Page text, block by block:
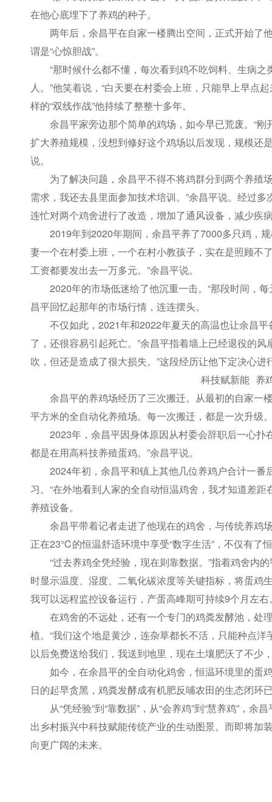
在他心底埋下了养鸡的种子。
两年后，余昌平在自家一楼腾出空间，正式开始了
谓是“心惊胆战”。
“那时候什么都不懂，每次看到鸡不吃饲料、生病
人。”他笑着说，“白天要在村委会上班，只能早上早点
样的“双线作战”他持续了整整十多年。
余昌平家旁边那个简单的鸡场，如今早已荒废。“
扩大养殖规模，没想到修好这个鸡场以后发现，规模还
说。
为了解决问题，余昌平不得不将鸡群分到两个养殖
需求，我还去县里面参加技术培训。”余昌平说。经过
连忙对两个鸡舍进行了改造，增加了通风设备，减少疾
2019年到2020年期间，余昌平养了7000多只鸡，
妻一个在村委上班，一个在村小教孩子，实在是照顾不
工资都要发出去一万多元。”余昌平说。
2020年的市场低迷给了他沉重一击。“那段时间，
昌平回忆起那年的市场行情，连连摆头。
不仅如此，2021年和2022年夏天的高温也让余昌
了，还很容易引起死亡。”余昌平指着墙上已经退役的
吹，但还是造成了很大损失。”这段经历让他下定决心进
科技赋新能 养
余昌平的养鸡场经历了三次搬迁。从最初的自家一
平方米的全自动化养殖场。每一次搬迁，都是一次升级
2023年，余昌平因身体原因从村委会辞职后一心扑
都是在用高科技养殖蛋鸡。”余昌平说。
2024年初，余昌平和镇上其他几位养鸡户合计一
习。“在外地看到人家的全自动恒温鸡舍，我才知道差
养殖设备。
余昌平带着记者走进了他现在的鸡舍，与传统养鸡
正在23℃的恒温舒适环境中享受“数字生活”，不仅有了
“过去养鸡全凭经验，现在则靠数据。”指着鸡舍内
时显示温度、湿度、二氧化碳浓度等关键指标，将蛋鸡
我可以远程监控设备运行，产蛋高峰期可持续9个月左右
在鸡舍的不远处，还有一个专门的鸡粪发酵池，处
植。“我们这个地是黄沙，连杂草都长不活，只能种点
以后免费送给我们，我送到地里，现在土壤肥沃了不少
如今，在余昌平的全自动化鸡舍，恒温环境里的蛋
日的起早贪黑，鸡粪发酵成有机肥反哺农田的生态闭环
从“凭经验”到“靠数据”，从“会养鸡”到“慧养鸡”，
出乡村振兴中科技赋能传统产业的生动图景。而即将加
向更广阔的未来。